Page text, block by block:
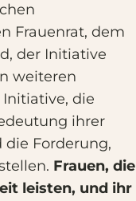
Frauenrat, dem
der Initiative
weiteren
die
ihrer
Forderung,
Frauen, die
leisten, und ihr